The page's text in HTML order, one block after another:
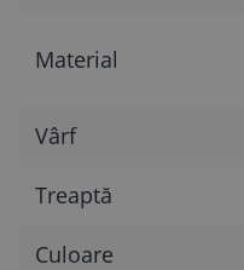
Material
Vârf
Treaptă
Culoare